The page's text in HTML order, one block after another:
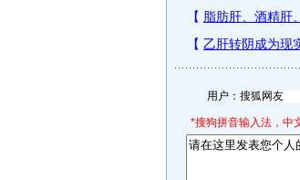
用户：
*搜狗拼音输入法，中